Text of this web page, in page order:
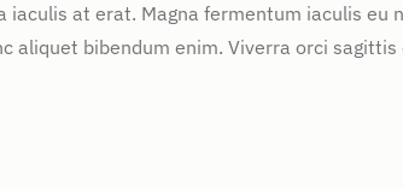
at erat. Magna fermentum iaculis eu
aliquet bibendum enim. Viverra orci sagittis